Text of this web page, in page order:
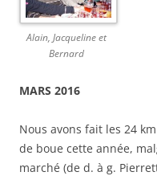
Alain, Jacqueline et
Bernard
MARS 2016
Nous avons fait les 24
de boue cette année,
marché (de d. à g.